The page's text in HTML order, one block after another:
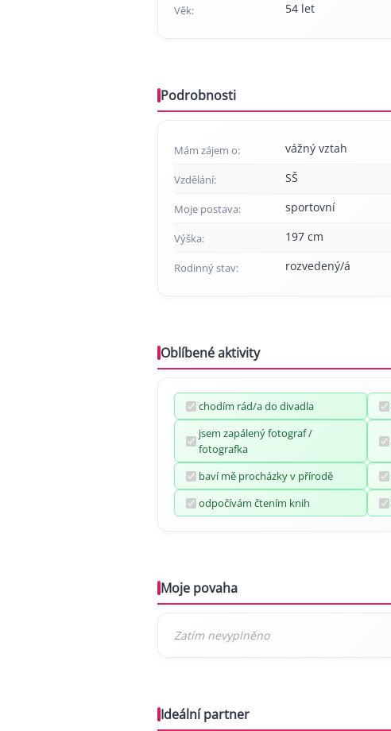
Věk: 54 let
Podrobnosti
Mám zájem o: vážný vztah
Vzdělání: SŠ
Moje postava: sportovní
Výška: 197 cm
Rodinný stav: rozvedený/á
Oblíbené aktivity
chodím rád/a do divadla
jsem zapálený fotograf /
fotografka
baví mě procházky v přírodě
odpočívám čtením knih
Moje povaha
Ideální partner